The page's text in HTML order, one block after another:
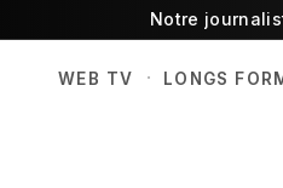
Notre
WEB TV · LONGS